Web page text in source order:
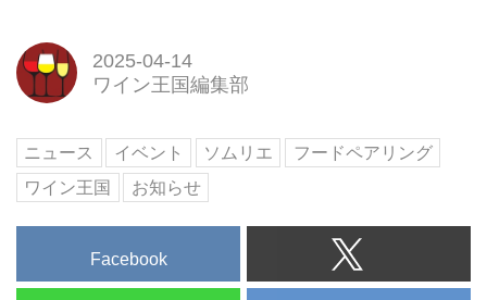
2025-04-14
ワイン王国編集部
ニュース イベント ソムリエ
フードペアリング
ワイン王国
お知らせ
Facebook